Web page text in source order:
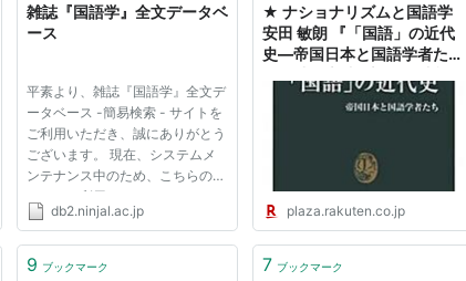
雑誌『国語学』全文データベ
ース
平素より、雑誌『国語学』全文デ
ータベース -簡易検索 - サイトを
ご利用いただき、誠にありがとう
ございます。 現在、システムメ
ンテナンス中のため、こちらのペ
ージはご利用いただけません。
早期に再開するよう対応中ですの
ご理解いただきますようお願い申
db2.ninjal.ac.jp
★ ナショナリズムと国語学
安田 敏朗 『「国語」の近代
史―帝国日本と国語学者た
日記 パペッティア通信 - 楽
天ブログ（Blog）
plaza.rakuten.co.jp
9 ブックマーク 7 ブックマーク